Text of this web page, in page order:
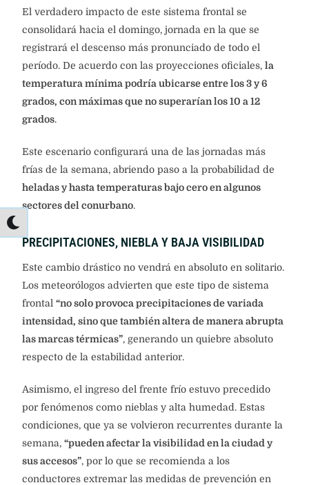
El verdadero impacto de este sistema frontal se
consolidará hacia el domingo, jornada en la que se
registrará el descenso más pronunciado de todo el
período. De acuerdo con las proyecciones oficiales, la
temperatura mínima podría ubicarse entre los 3 y 6
grados, con máximas que no superarían los 10 a 12
grados.
Este escenario configurará una de las jornadas más
frías de la semana, abriendo paso a la probabilidad de
heladas y hasta temperaturas bajo cero en algunos
sectores del conurbano.
PRECIPITACIONES, NIEBLA Y BAJA VISIBILIDAD
Este cambio drástico no vendrá en absoluto en solitario.
Los meteorólogos advierten que este tipo de sistema
frontal “no solo provoca precipitaciones de variada
intensidad, sino que también altera de manera abrupta
las marcas térmicas”, generando un quiebre absoluto
respecto de la estabilidad anterior.
Asimismo, el ingreso del frente frío estuvo precedido
por fenómenos como nieblas y alta humedad. Estas
condiciones, que ya se volvieron recurrentes durante la
semana, “pueden afectar la visibilidad en la ciudad y
sus accesos”, por lo que se recomienda a los
conductores extremar las medidas de prevención en